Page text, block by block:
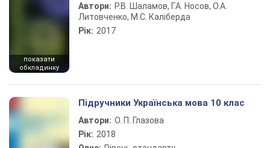
показати
обкладинку
Автори: Р.В. Шаламов, Г.А. Носов, О.А.
Литовченко, М.С. Каліберда
Рік: 2017
Підручники Українська мова 10 клас
Автори: О. П. Глазова
Рік: 2018